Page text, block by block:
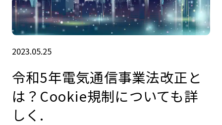
2023.05.25
令和5年電気通信事業法改正と
は？Cookie規制についても詳
しく.